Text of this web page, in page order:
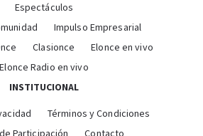
Espectáculos
Impulso Empresarial
Clasionce
Elonce en vivo
Elonce Radio en vivo
INSTITUCIONAL
Términos y Condiciones